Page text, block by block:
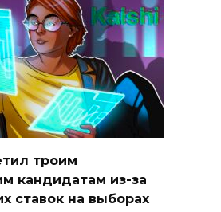
троим
кандидатам из-за
ставок на выборах